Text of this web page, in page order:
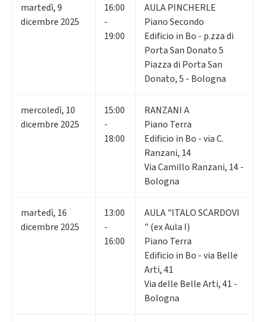
martedì,9
dicembre 2025
16:00
-
19:00
AULA PINCHERLE
Piano Secondo
Edificio in Bo - p.zza di
Porta San Donato 5
Piazza di Porta San
Donato, 5 - Bologna
mercoledì, 10
dicembre 2025
15:00
-
18:00
RANZANI A
Piano Terra
Edificio in Bo - via C.
Ranzani, 14
Via Camillo Ranzani, 14 -
Bologna
martedì, 16
dicembre 2025
13:00
-
16:00
AULA "ITALO SCARDOVI
" (ex Aula I)
Piano Terra
Edificio in Bo - via Belle
Arti, 41
Via delle Belle Arti, 41 -
Bologna